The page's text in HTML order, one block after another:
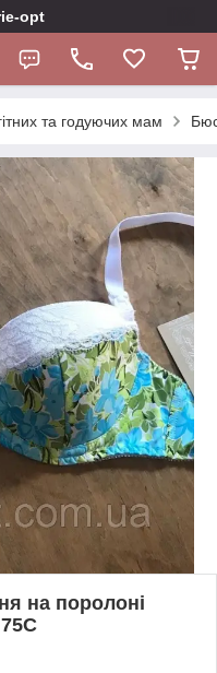
opt
та годуючих мам
на поролоні